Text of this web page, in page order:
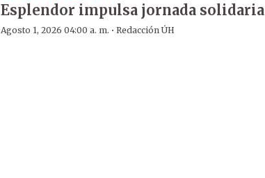
Esplendor impulsa jornada solidaria
Agosto 1, 2026 04:00 a. m. ·Redacción ÚH